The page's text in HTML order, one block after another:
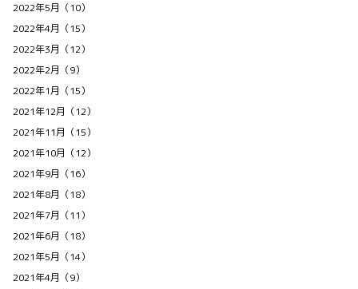
2022年5月（10）
2022年4月（15）
2022年3月（12）
2022年2月（9）
2022年1月（15）
2021年12月（12）
2021年11月（15）
2021年10月（12）
2021年9月（16）
2021年8月（18）
2021年7月（11）
2021年6月（18）
2021年5月（14）
2021年4月（9）